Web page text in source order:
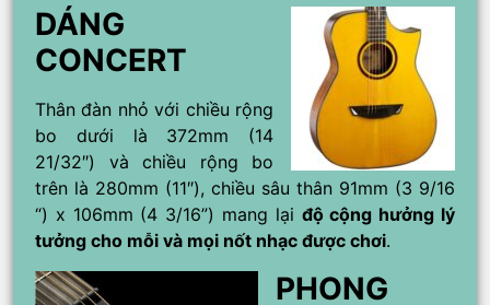
DÁNG
CONCERT
Thân đàn nhỏ với chiều rộng
bo dưới là 372mm (14
21/32″) và chiều rộng bo
trên là 280mm (11″), chiều sâu thân 91mm (3 9/16
“) x 106mm (4 3/16”) mang lại độ cộng hưởng lý
tưởng cho mỗi và mọi nốt nhạc được chơi.
PHONG